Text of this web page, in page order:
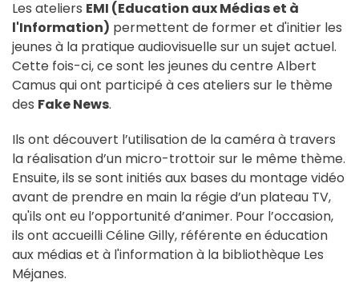
Les ateliers EMI (Education aux Médias et à
l'Information) permettent de former et d'initier les
jeunes à la pratique audiovisuelle sur un sujet actuel.
Cette fois-ci, ce sont les jeunes du centre Albert
Camus qui ont participé à ces ateliers sur le thème
des Fake News.
Ils ont découvert l’utilisation de la caméra à travers
la réalisation d’un micro-trottoir sur le même thème.
Ensuite, ils se sont initiés aux bases du montage vidéo
avant de prendre en main la régie d’un plateau TV,
qu'ils ont eu l’opportunité d’animer. Pour l’occasion,
ils ont accueilli Céline Gilly, référente en éducation
aux médias et à l'information à la bibliothèque Les
Méjanes.